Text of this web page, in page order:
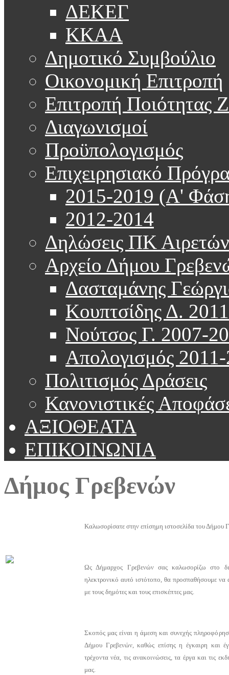
ΔΕΚΕΓ
ΚΚΑΑ
Δημοτικό Συμβούλιο
Οικονομική Επιτροπή
Επιτροπή Ποιότητας
Διαγωνισμοί
Προϋπολογισμός
Επιχειρησιακό
2015-2019 (Α'
2012-2014
Δηλώσεις ΠΚ Αιρετών
Αρχείο Δήμου
Δασταμάνης
Κουπτσίδης Δ.
Νούτσος Γ. 2007-
Απολογισμός
Πολιτισμός Δράσεις
Κανονιστικές
ΑΞΙΟΘΕΑΤΑ
ΕΠΙΚΟΙΝΩΝΙΑ
Δήμος Γρεβενών
Καλωσορίσατε στην επίσημη ιστοσελίδα του Δήμου
Ως Δήμαρχος Γρεβενών σας καλωσορίζω στο
ηλεκτρονικό αυτό ιστότοπο, θα προσπαθήσουμε να
με τους δημότες και τους επισκέπτες μας.
Σκοπός μας είναι η άμεση και συνεχής
Δήμου Γρεβενών, καθώς επίσης η έγκαιρη και
τρέχοντα νέα, τις ανακοινώσεις, τα έργα και τις
μας.